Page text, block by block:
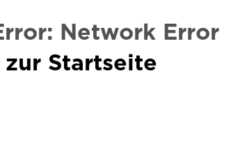
Network Error
Startseite